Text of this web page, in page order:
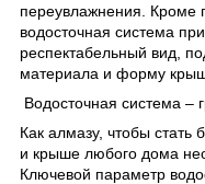
переувлажнения. Кроме
водосточная система
респектабельный вид,
материала и форму
Водосточная система –
Как алмазу, чтобы стать
и крыше любого дома
Ключевой параметр